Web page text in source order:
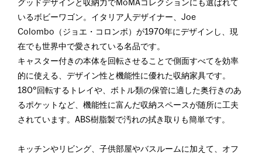
グッドデザインと収納力でMoMAコレクションにも選ばれて
いるボビーワゴン。イタリア人デザイナー、Joe
Colombo（ジョエ・コロンボ）が1970年にデザインし、現
在でも世界中で愛されている名品です。
キャスター付きの本体を回転させることで側面すべてを効率
的に使える、デザイン性と機能性に優れた収納家具です。
180°回転するトレイや、ボトル類の保管に適した奥行きのあ
るポケットなど、機能性に富んだ収納スペースが随所に工夫
されています。ABS樹脂製で汚れの拭き取りも簡単です。
キッチンやリビング、子供部屋やバスルームに加えて、オフ